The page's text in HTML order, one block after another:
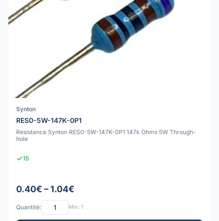
Synton
RES0-5W-147K-0P1
Résistance Synton RES0-5W-147K-0P1 147k Ohms 5W Through-
hole
15
0.40€ – 1.04€
Quantité: Min: 1